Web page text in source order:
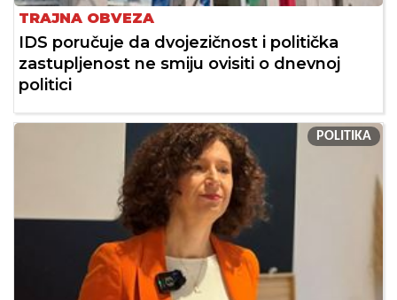
TRAJNA OBVEZA
IDS poručuje da dvojezičnost i politička
zastupljenost ne smiju ovisiti o dnevnoj
politici
POLITIKA